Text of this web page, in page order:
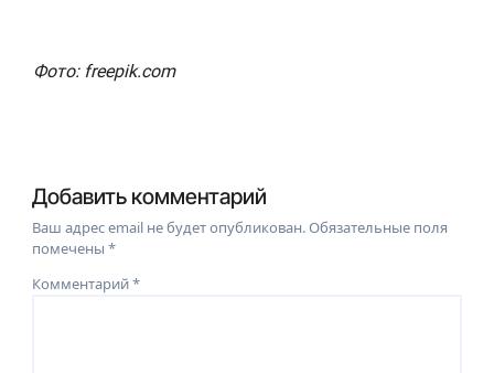
Фото: freepik.com
Добавить комментарий
Ваш адрес email не будет опубликован.Обязательные поля
помечены*
Комментарий*